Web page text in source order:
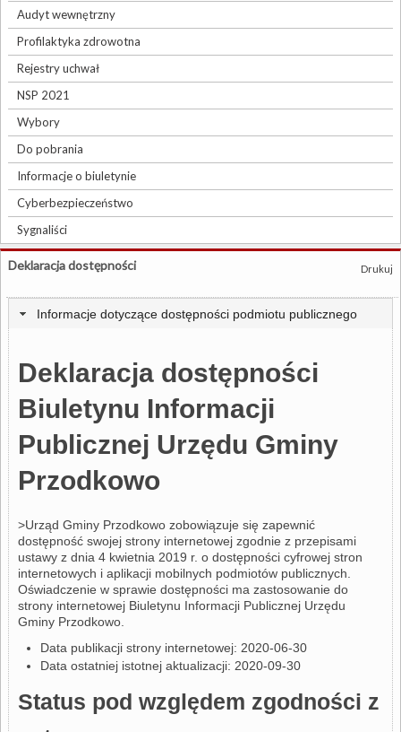
Audyt wewnętrzny
Profilaktyka zdrowotna
Rejestry uchwał
NSP 2021
Wybory
Do pobrania
Informacje o biuletynie
Cyberbezpieczeństwo
Sygnaliści
Drukuj
Deklaracja dostępności
Informacje dotyczące dostępności podmiotu publicznego
Deklaracja dostępności
Biuletynu Informacji
Publicznej Urzędu Gminy
Przodkowo
>Urząd Gminy Przodkowo zobowiązuje się zapewnić
dostępność swojej strony internetowej zgodnie z przepisami
ustawy z dnia 4 kwietnia 2019 r. o dostępności cyfrowej stron
internetowych i aplikacji mobilnych podmiotów publicznych.
Oświadczenie w sprawie dostępności ma zastosowanie do
strony internetowej Biuletynu Informacji Publicznej Urzędu
Gminy Przodkowo
Data publikacji strony internetowej: 2020-06-30
Data ostatniej istotnej aktualizacji: 2020-09-30
Status pod względem zgodności z